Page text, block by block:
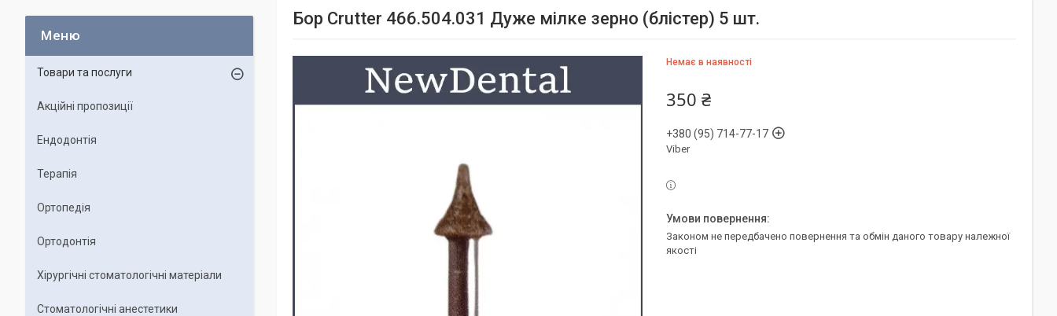
Бор Crutter 466.504.031 Дуже мілке зерно (блістер) 5 шт.
Немає в наявності
350 ₴
+380 (95) 714-77-17
Viber
Законом не передбачено повернення та обмін даного товару належної
якості
Товари та послуги
Акційні пропозиції
Ендодонтія
Терапія
Ортопедія
Ортодонтія
Хірургічні стоматологічні матеріали
Стоматологічні анестетики